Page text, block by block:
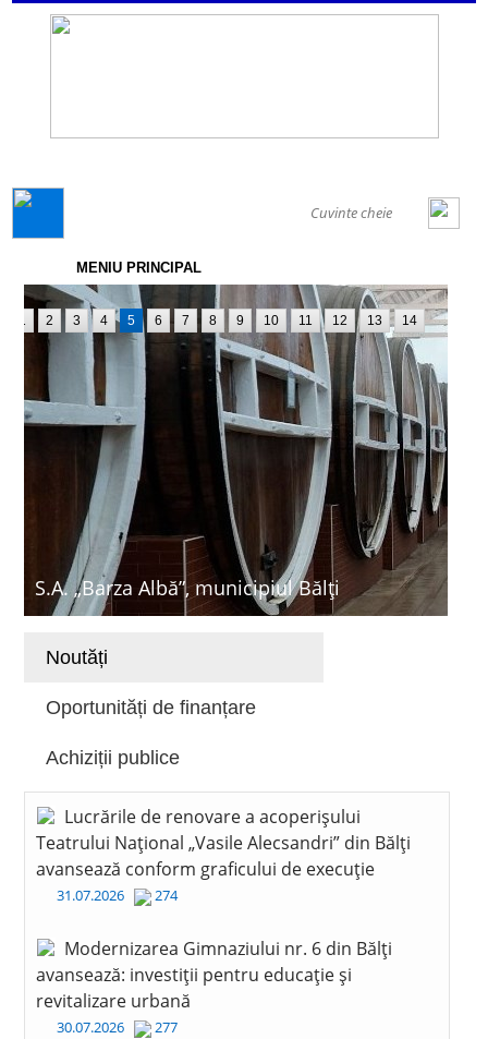
MENIU PRINCIPAL
S.A. „Barza Albă”, municipiul Bălți
1 2 3 4 5 6 7 8 9 10 11 12 13 14
Noutăți
Oportunități de finanțare
Achiziții publice
Lucrările de renovare a acoperișului
Teatrului Național „Vasile Alecsandri” din Bălți
avansează conform graficului de execuție
31.07.2026 274
Modernizarea Gimnaziului nr. 6 din Bălți
avansează: investiții pentru educație și
revitalizare urbană
30.07.2026 277